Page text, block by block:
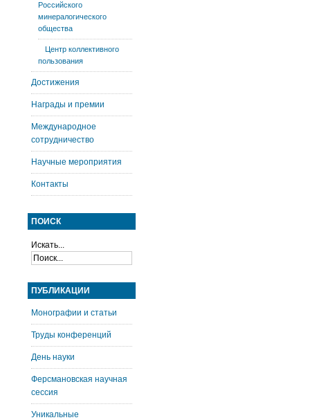
Российского
минералогического
общества
Центр коллективного
пользования
Достижения
Награды и премии
Международное
сотрудничество
Научные мероприятия
Контакты
ПОИСК
Искать...
ПУБЛИКАЦИИ
Монографии и статьи
Труды конференций
День науки
Ферсмановская научная
сессия
Уникальные